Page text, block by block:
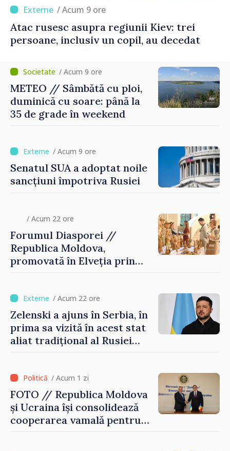
/ Acum 9 ore
Atac rusesc asupra regiunii Kiev: trei
persoane, inclusiv un copil, au decedat
/ Acum 9 ore
METEO // Sâmbătă cu ploi,
duminică cu soare: până la
35 de grade în weekend
/ Acum 9 ore
Senatul SUA a adoptat noile
sancțiuni împotriva Rusiei
/ Acum 22 ore
Forumul Diasporei //
Republica Moldova,
promovată în Elveția prin
/ Acum 22 ore
Zelenski a ajuns în Serbia, în
prima sa vizită în acest stat
aliat tradițional al Rusiei
/ Acum 1 zi
FOTO // Republica Moldova
și Ucraina își consolidează
cooperarea vamală pentru